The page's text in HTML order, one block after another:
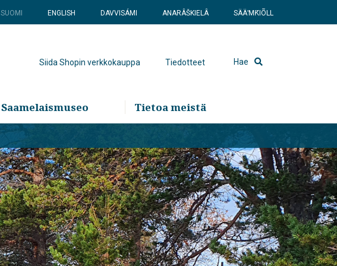
SUOMI ENGLISH DAVVISÁMI ANARÂŠKIELÂ SÄÄʹMǨIÕLL
Siida Shopin verkkokauppa Tiedotteet Hae
Saamelaismuseo Tietoa meistä